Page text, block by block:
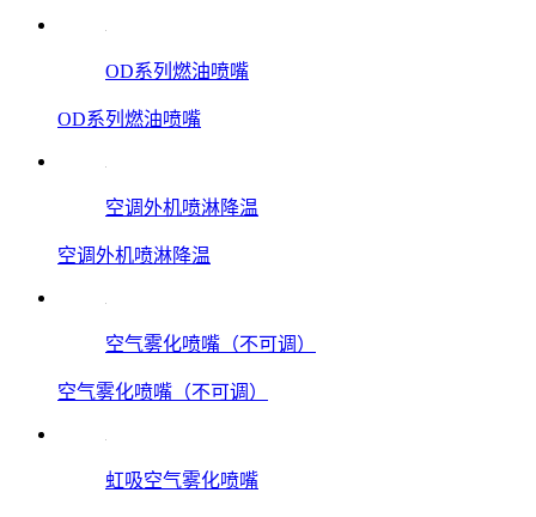
OD系列燃油喷嘴
OD系列燃油喷嘴
空调外机喷淋降温
空调外机喷淋降温
空气雾化喷嘴（不可调）
空气雾化喷嘴（不可调）
虹吸空气雾化喷嘴